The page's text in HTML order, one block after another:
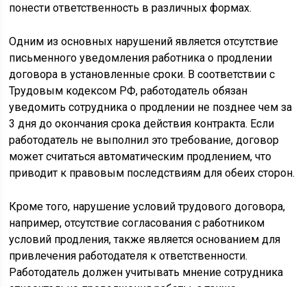
понести ответственность в различных формах.
Одним из основных нарушений является отсутствие
письменного уведомления работника о продлении
договора в установленные сроки. В соответствии с
Трудовым кодексом РФ, работодатель обязан
уведомить сотрудника о продлении не позднее чем за
3 дня до окончания срока действия контракта. Если
работодатель не выполнил это требование, договор
может считаться автоматическим продлением, что
приводит к правовым последствиям для обеих сторон.
Кроме того, нарушение условий трудового договора,
например, отсутствие согласования с работником
условий продления, также является основанием для
привлечения работодателя к ответственности.
Работодатель должен учитывать мнение сотрудника